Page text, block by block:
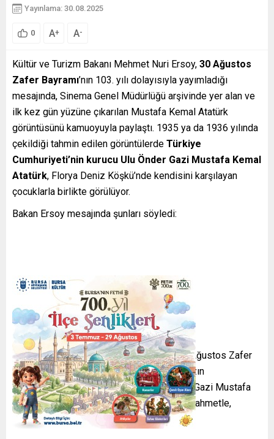
Yayınlama: 30.08.2025
0 A+ A-
Kültür ve Turizm Bakanı Mehmet Nuri Ersoy, 30 Ağustos
Zafer Bayramı’nın 103. yılı dolayısıyla yayımladığı
mesajında, Sinema Genel Müdürlüğü arşivinde yer alan ve
ilk kez gün yüzüne çıkarılan Mustafa Kemal Atatürk
görüntüsünü kamuoyuyla paylaştı. 1935 ya da 1936 yılında
çekildiği tahmin edilen görüntülerde Türkiye
Cumhuriyeti’nin kurucu Ulu Önder Gazi Mustafa Kemal
Atatürk, Florya Deniz Köşkü’nde kendisini karşılayan
çocuklarla birlikte görülüyor.
Bakan Ersoy mesajında şunları söyledi:
Ersoy, mesajını şu ifadelerle tamamladı:
“Bu eşsiz görüntüyle, aziz milletimizin 30 Ağustos Zafer
Bayramı’nı tebrik ediyor; Kurtuluş Savaşımızın
Başkumandanı, Cumhuriyetimizin kurucusu Gazi Mustafa
Kemal Atatürk’ü, aziz şehit ve gazilerimizi rahmetle,
minnetle, saygıyla yâd ediyorum.”